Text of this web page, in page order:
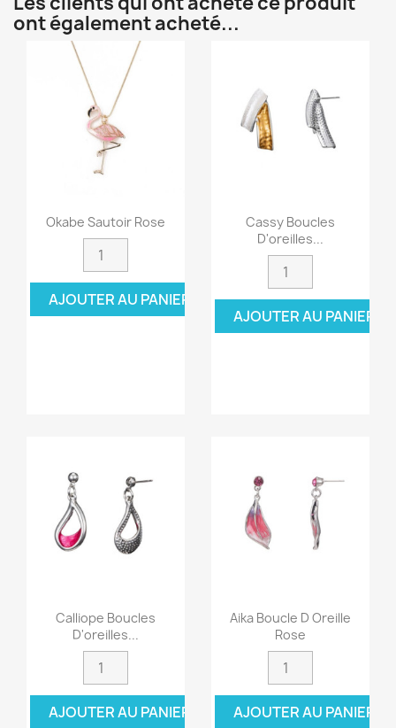
ont également acheté...
Okabe Sautoir Rose
AJOUTER AU PANIER
Cassy Boucles
D'oreilles...
AJOUTER AU PANIER
Calliope Boucles
D'oreilles...
AJOUTER AU PANIER
Aika Boucle D Oreille
Rose
AJOUTER AU PANIER